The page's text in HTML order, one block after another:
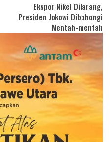
Ekspor Nikel Dilarang,
Presiden Jokowi Dibohongi
Mentah-mentah